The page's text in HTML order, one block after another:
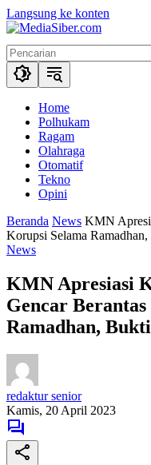
Langsung ke konten
Home
Polhukam
Ragam
Olahraga
Otomatif
Tekno
Opini
Beranda News KMN
Korupsi Selama
News
KMN Apresiasi
Gencar
Ramadhan,
redaktur senior
Kamis, 20 April 2023